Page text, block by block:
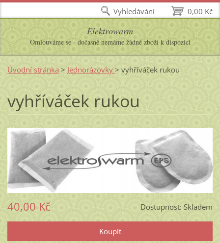
Elektrowarm
Omlouváme se - dočasně nemáme žádné zboží k dispozici
Úvodní stránka > Jednorázovky > vyhříváček rukou
vyhříváček rukou
Dostupnost: Skladem
40,00 Kč
0,00 Kč
Vyhledávání